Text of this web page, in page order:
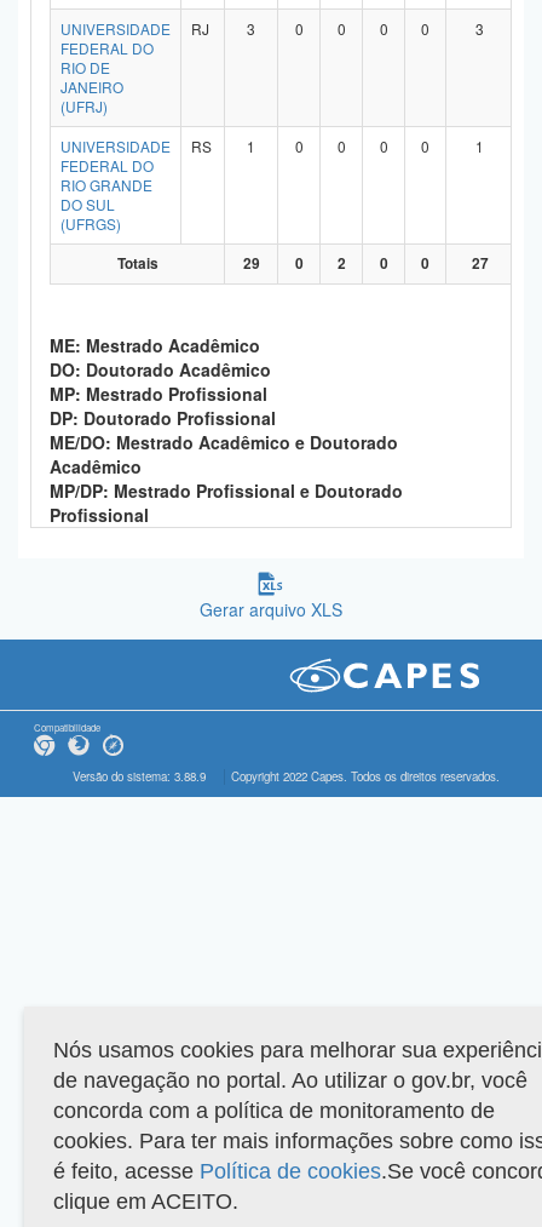
UNIVERSIDADE
FEDERAL DO
RIO DE
JANEIRO
(UFRJ)
RJ 3 0 0 0 0 3
UNIVERSIDADE
FEDERAL DO
RIO GRANDE
DO SUL
(UFRGS)
RS 1 0 0 0 0 1
Totais 29 0 2 0 0 27
ME: Mestrado Acadêmico
DO: Doutorado Acadêmico
MP: Mestrado Profissional
DP: Doutorado Profissional
ME/DO: Mestrado Acadêmico e Doutorado
Acadêmico
MP/DP: Mestrado Profissional e Doutorado
Profissional
Gerar arquivo XLS
Compatibilidade
Versão do sistema: 3.88.9 Copyright 2022 Capes. Todos os direitos reservados.
Nós usamos cookies para melhorar sua
de navegação no portal. Ao utilizar o gov.br, você
concorda com a política de monitoramento de
cookies. Para ter mais informações sobre como
é feito, acesse Política de cookies.Se você
clique em ACEITO.